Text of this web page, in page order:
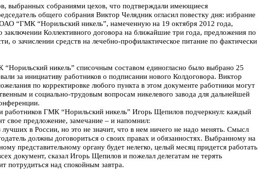
выбранных собраниями цехов, что подтверждали имеющиеся
общего собрания Виктор Челядник огласил повестку дня: избрание
“ГМК “Норильский никель”, намеченную на 19 октября 2012 года,
Коллективного договора на ближайшие три года, предложения по
о зачислении средств на лечебно-профилактическое питание по фактически
никель” списочным составом единогласно было выбрано 25
за инициативу работников о подписании нового Колдоговора. Виктор
по корректировке любого пункта в этом документе работники могут
и социально-трудовым вопросам никелевого завода для дальнейшей
работников ГМК “Норильский никель” Игорь Щепилов подчеркнул: каждый
свое предложение, замечание – и напомнил:
в России, но это не значит, что в нем ничего не надо менять. Смысл
должны договориться о своих правах и обязанностях. Выбранному на
представительному органу будет нелегко, целый месяц придется работать
документ, сказал Игорь Щепилов и пожелал делегатам не терять
потрудиться над спокойным завтра.